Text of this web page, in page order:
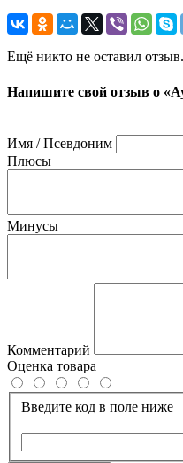
Ещё никто не оставил отзыв.
Напишите свой отзыв о
Имя / Псевдоним
Плюсы
Минусы
Комментарий
Оценка товара
Введите код в поле ниже